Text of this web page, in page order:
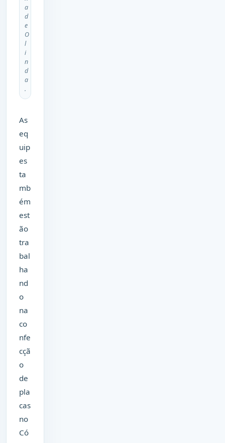
a
d
e
O
l
i
n
d
a
.
As
eq
uip
es
ta
mb
ém
est
ão
tra
bal
ha
nd
o
na
co
nfe
cçã
o
de
pla
cas
no
Có